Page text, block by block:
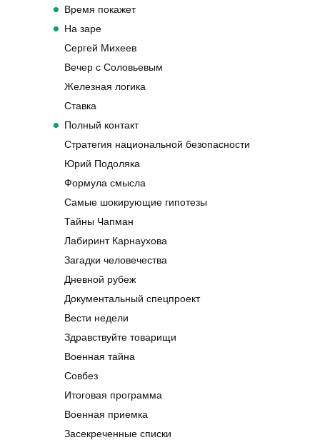
Время покажет
На заре
Сергей Михеев
Вечер с Соловьевым
Железная логика
Ставка
Полный контакт
Стратегия национальной безопасности
Юрий Подоляка
Формула смысла
Самые шокирующие гипотезы
Тайны Чапман
Лабиринт Карнаухова
Загадки человечества
Дневной рубеж
Документальный спецпроект
Вести недели
Здравствуйте товарищи
Военная тайна
Совбез
Итоговая программа
Военная приемка
Засекреченные списки